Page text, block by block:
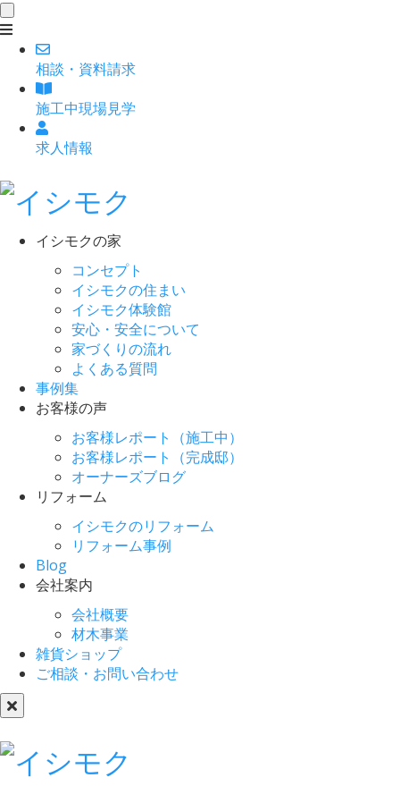
toggle
navigation
相談 ・ 資料請求
施工中現場見学
求人情報
イシモクの家
コンセプト
イシモクの住まい
イシモク体験館
安心・安全について
家づくりの流れ
よくある質問
事例集
お客様の声
お客様レポート（施工中）
お客様レポート（完成邸）
オーナーズブログ
リフォーム
イシモクのリフォーム
リフォーム事例
Blog
会社案内
会社概要
材木事業
雑貨ショップ
ご相談・お問い合わせ